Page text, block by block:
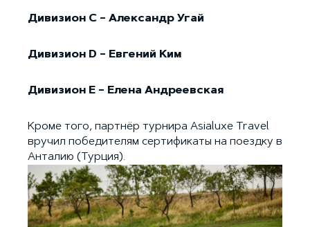
Дивизион C – Александр Угай
Дивизион D – Евгений Ким
Дивизион E – Елена Андреевская
Кроме того, партнёр турнира Asialuxe Travel
вручил победителям сертификаты на поездку в
Анталию (Турция).